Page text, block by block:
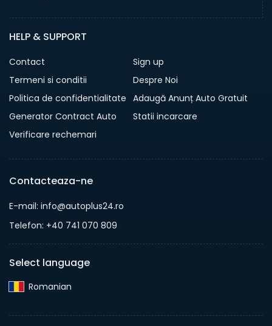
HELP & SUPPORT
Contact
Sign up
Termeni si conditii
Despre Noi
Politica de confidentialitate Adaugă Anunț Auto Gratuit
Generator Contract Auto
Statii incarcare
Verificare rechemari
Contacteaza-ne
E-mail: info@autoplus24.ro
Telefon: +40 741 070 809
Select language
Romanian‎